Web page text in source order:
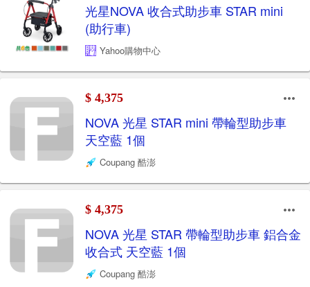
光星NOVA 收合式助步車 STAR mini
(助行車)
Yahoo購物中心
$ 4,375
NOVA 光星 STAR mini 帶輪型助步車
天空藍 1個
Coupang 酷澎
$ 4,375
NOVA 光星 STAR 帶輪型助步車 鋁合金
收合式 天空藍 1個
Coupang 酷澎